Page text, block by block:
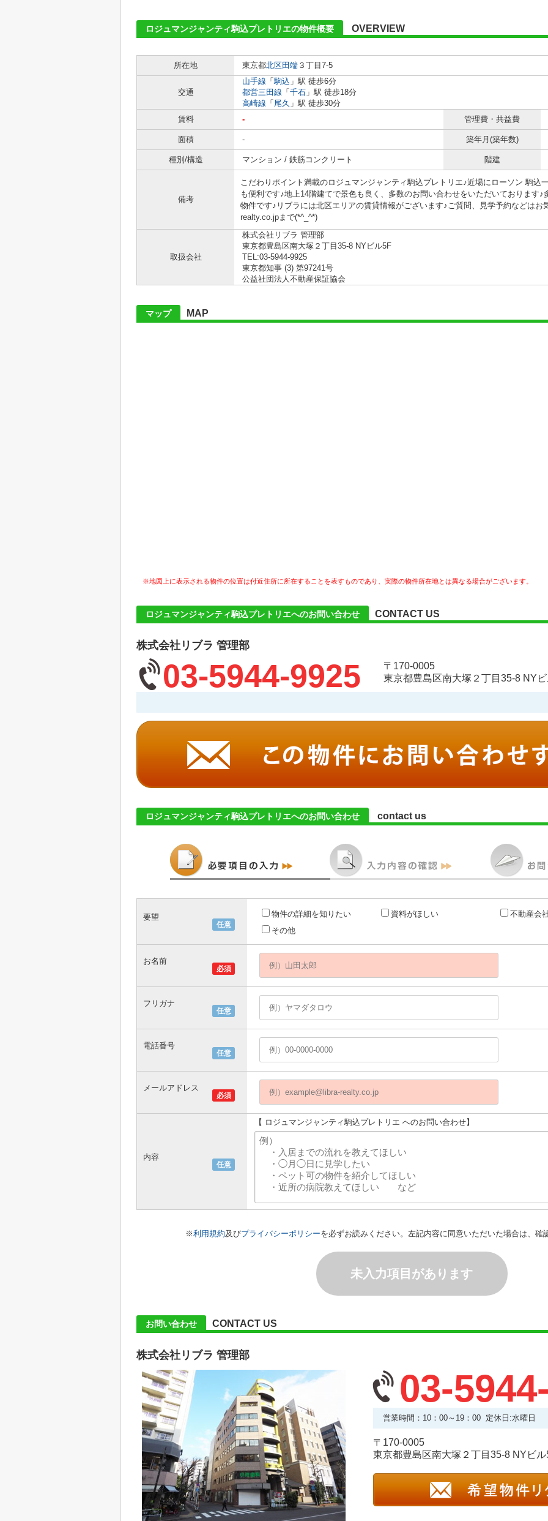
ロジュマンジャンティ駒込プレトリエの物件概要 OVERVIEW
所在地 東京都北区田端 ３丁目7-5
交通
山手線 「駒込 」駅 徒歩6分
都営三田線 「 千石 」駅 徒歩18分
高崎線 「 尾久 」駅 徒歩30分
賃料
- 管理費・共益費
面積 - 築年月(築年数)
種別/構造 マンション / 鉄筋コンクリート 階建
備考
こだわりポイント満載のロジュマンジャンティ駒込プレトリエ♪近場にローソン 駒込
も便利です♪地上14階建てで景色も良く、多数のお問い合わせをいただいております
物件です♪リブラには北区エリアの賃貸情報がございます♪ご質問、見学予約などはお
realty.co.jpまで(*^_^*)
取扱会社
株式会社リブラ 管理部
東京都豊島区南大塚２丁目35-8 NYビル5F
TEL:03-5944-9925
東京都知事 (3) 第97241号
公益社団法人不動産保証協会
マップ MAP
※地図上に表示される物件の位置は付近住所に所在することを表すものであり、実際の物件所在地とは異なる場合がございます。
ロジュマンジャンティ駒込プレトリエへのお問い合わせ CONTACT US
株式会社リブラ 管理部
03-5944-9925
〒170-0005
東京都豊島区南大塚２丁目35-8 NY
ロジュマンジャンティ駒込プレトリエへのお問い合わせ contact us
任意
要望 物件の詳細を知りたい 資料がほしい
不動産会
その他
必須
お名前
任意
フリガナ
任意
電話番号
必須
メールアドレス
任意
内容
【 ロジュマンジャンティ駒込プレトリエ へのお問い合わせ】
※利用規約及びプライバシーポリシーを必ずお読みください。左記内容に同意いただいた場合は、確
未入力項目があります
お問い合わせ CONTACT US
株式会社リブラ 管理部
03-
営業時間：10：00～19：00 定休日:水曜日
〒170-0005
東京都豊島区南大塚２丁目35-8 NYビ